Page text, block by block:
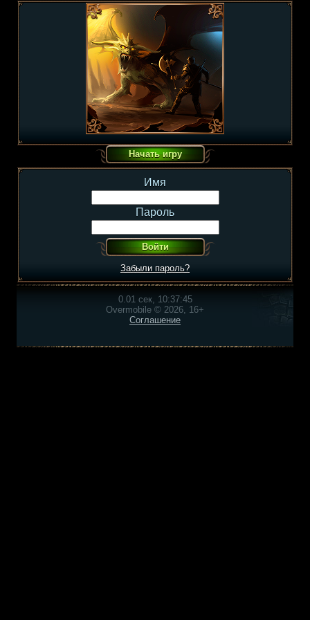
Имя
Пароль
Забыли пароль?
0.01 сек, 10:37:45
Overmobile © 2026, 16+
Соглашение